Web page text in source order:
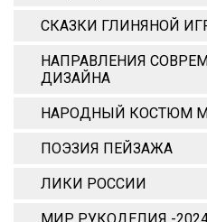
СКАЗКИ ГЛИНЯНОЙ
НАПРАВЛЕНИЯ
ДИЗАЙНА
НАРОДНЫЙ КОСТЮМ
ПОЭЗИЯ ПЕЙЗАЖА
ЛИКИ РОССИИ